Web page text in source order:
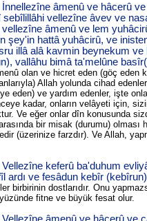
İnnellezîne âmenû ve hâcerû
vellezîne âvev ve
vellezîne âmenû ve lem
şey'in hattâ yuhâcirû, ve
illâ alâ kavmin beynekum ve
vallâhu bimâ ta'melûne
olan ve hicret eden (göç eden
Allah yolunda cihad
eden) ve yardım edenler, işte
kadar, onların velâyeti için,
Ve eğer onlar dîn konusunda
bir misak (durumu) olması
(üzerinize farzdır). Ve Allah,
Vellezîne keferû ba'duhum
ardı ve fesâdun kebîr
birbirinin dostlarıdır. Onu
fitne ve büyük fesat olur.
Vellezîne âmenû ve hâcerû ve